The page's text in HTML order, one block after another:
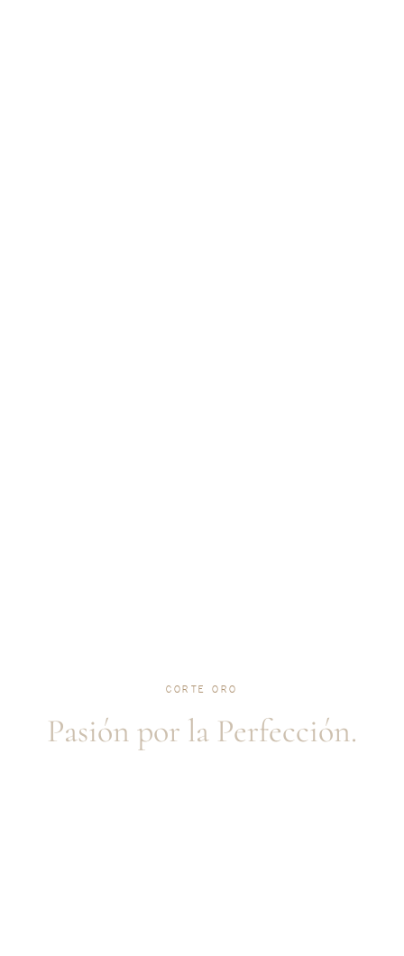
CORTE ORO
Pasión por la Perfección.